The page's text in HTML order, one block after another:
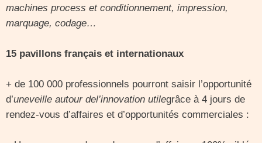
machines process et conditionnement, impression,
marquage, codage…
15 pavillons français et internationaux
+ de 100 000 professionnels pourront saisir l’opportunité
d’uneveille autour del’innovation utilegrâce à 4 jours de
rendez-vous d’affaires et d’opportunités commerciales :